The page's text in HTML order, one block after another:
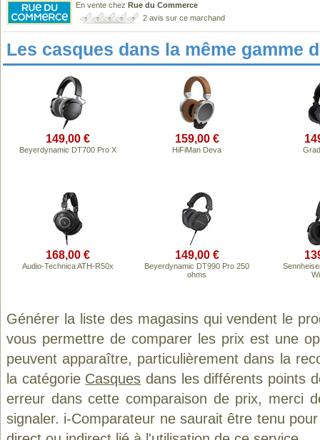
En vente chez Rue du Commerce
2 avis sur ce marchand
Les casques dans la même gamme
149,00 €
Beyerdynamic DT700 Pro X
159,00 €
HiFiMan Deva
168,00 €
Audio-Technica ATH-R50x
149,00 €
Beyerdynamic DT990 Pro 250
ohms
Générer la liste des magasins qui vendent le
vous permettre de comparer les prix est une
peuvent apparaître, particulièrement dans la
la catégorie Casques dans les différents points
erreur dans cette comparaison de prix, merci
signaler. i-Comparateur ne saurait être tenu